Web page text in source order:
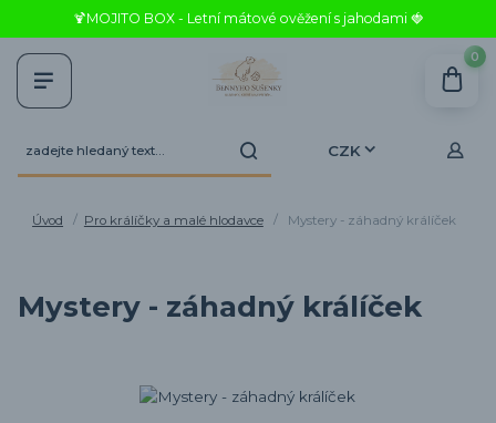
🍹MOJITO BOX - Letní mátové ověžení s jahodami 🍓
CZK
0
Úvod Pro králíčky a malé hlodavce Mystery - záhadný králíček
Mystery - záhadný králíček